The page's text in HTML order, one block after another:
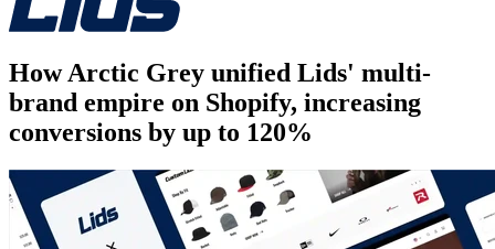
How Arctic Grey unified Lids' multi-
brand empire on Shopify, increasing
conversions by up to 120%